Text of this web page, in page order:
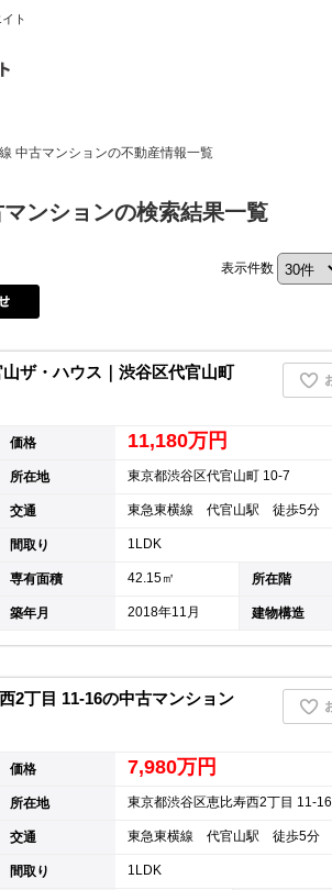
ト
中古マンションの不動産情報一覧
ンションの検索結果一覧
表示件数
ザ・ハウス｜渋谷区代官山町
価格 11,180万円
所在地 東京都渋谷区代官山町 10-7
交通 東急東横線 代官山駅 徒歩5分
間取り 1LDK
専有面積 42.15㎡ 所在階
築年月 2018年11月 建物構造
2丁目 11-16の中古マンション
価格 7,980万円
所在地 東京都渋谷区恵比寿西2丁目 11-16
交通 東急東横線 代官山駅 徒歩5分
間取り 1LDK